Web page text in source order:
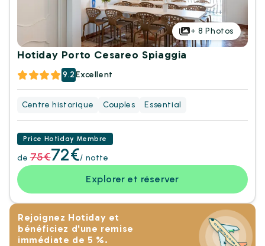
+8 Photos
Hotiday Porto Cesareo Spiaggia
9.2Excellent
Centre historique Couples Essential
Price Hotiday Membre
de 75€72€/ notte
Explorer et réserver
Rejoignez Hotiday et
bénéficiez d'une remise
immédiate de 5 %.